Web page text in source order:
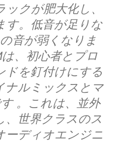
クが肥大化し、
す。低音が足りな
音が弱くなりま
は、初心者とプロ
ドを釘付けにする
ナルミックスとマ
。これは、並外
、世界クラスのス
ーディオエンジニ